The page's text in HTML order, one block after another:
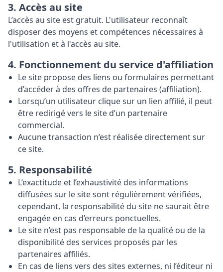
3. Accès au site
L’accès au site est gratuit. L'utilisateur reconnaît
disposer des moyens et compétences nécessaires à
l'utilisation et à l'accès au site.
4. Fonctionnement du service d'affiliation
Le site propose des liens ou formulaires permettant
d’accéder à des offres de partenaires (affiliation).
Lorsqu’un utilisateur clique sur un lien affilié, il peut
être redirigé vers le site d’un partenaire
commercial.
Aucune transaction n’est réalisée directement sur
ce site.
5. Responsabilité
L’exactitude et l’exhaustivité des informations
diffusées sur le site sont régulièrement vérifiées,
cependant, la responsabilité du site ne saurait être
engagée en cas d’erreurs ponctuelles.
Le site n’est pas responsable de la qualité ou de la
disponibilité des services proposés par les
partenaires affiliés.
En cas de liens vers des sites externes, ni l’éditeur ni